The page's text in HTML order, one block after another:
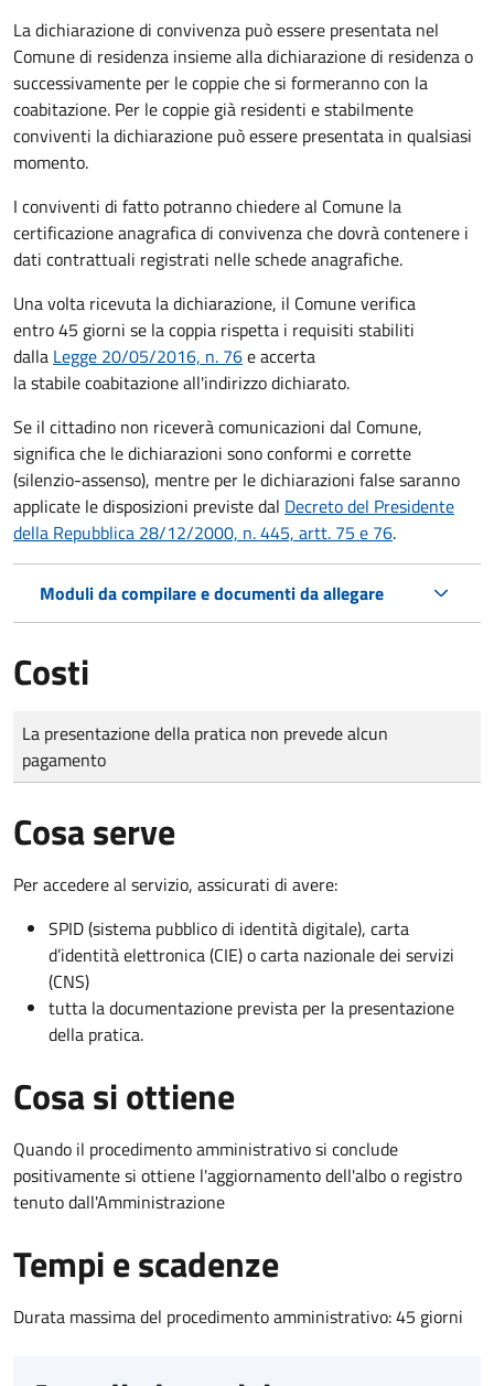
La dichiarazione di convivenza può essere presentata nel
Comune di residenza insieme alla dichiarazione di residenza o
successivamente per le coppie che si formeranno con la
coabitazione. Per le coppie già residenti e stabilmente
conviventi la dichiarazione può essere presentata in qualsiasi
momento.
I conviventi di fatto potranno chiedere al Comune la
certificazione anagrafica di convivenza che dovrà contenere i
dati contrattuali registrati nelle schede anagrafiche.
Una volta ricevuta la dichiarazione, il Comune verifica
entro 45 giorni se la coppia rispetta i requisiti stabiliti
dalla Legge 20/05/2016, n. 76e accerta
la stabile coabitazione all'indirizzo dichiarato.
Se il cittadino non riceverà comunicazioni dal Comune,
significa che le dichiarazioni sono conformi e corrette
(silenzio-assenso), mentre per le dichiarazioni false saranno
applicate le disposizioni previste dal Decreto del Presidente
della Repubblica 28/12/2000, n. 445, artt. 75 e 76.
Moduli da compilare e documenti da allegare
Costi
Tipo di pagamento
Importo
La presentazione della pratica non prevede alcun
pagamento
Cosa serve
Per accedere al servizio, assicurati di avere:
SPID (sistema pubblico di identità digitale), carta
d’identità elettronica (CIE) o carta nazionale dei servizi
(CNS)
tutta la documentazione prevista per la presentazione
della pratica.
Cosa si ottiene
Quando il procedimento amministrativo si conclude
positivamente si ottiene l'aggiornamento dell'albo o registro
tenuto dall'Amministrazione
Tempi e scadenze
Durata massima del procedimento amministrativo: 45 giorni